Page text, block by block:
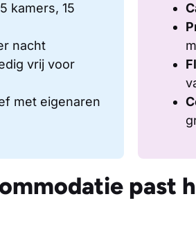
kamers, 15
nacht
vrij voor
met eigenaren
past